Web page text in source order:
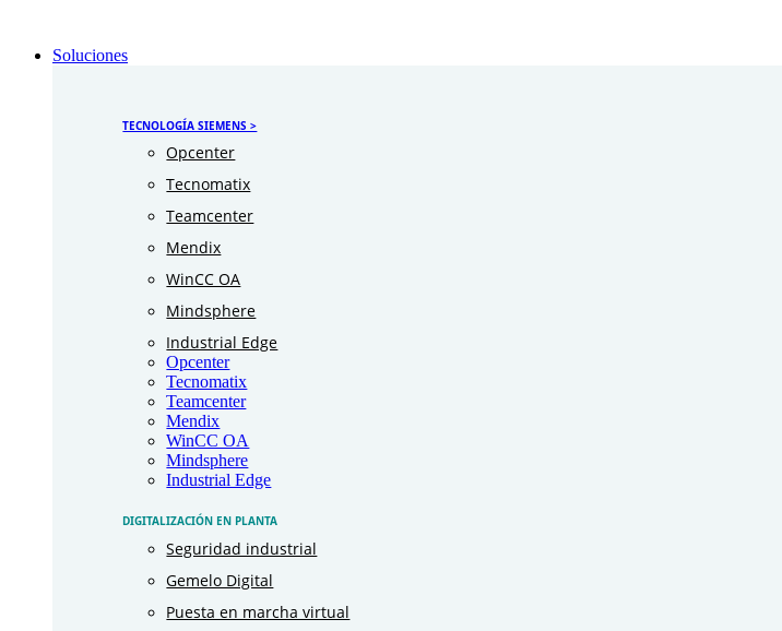
Soluciones
TECNOLOGÍA SIEMENS >
Opcenter
Tecnomatix
Teamcenter
Mendix
WinCC OA
Mindsphere
Industrial Edge
Opcenter
Tecnomatix
Teamcenter
Mendix
WinCC OA
Mindsphere
Industrial Edge
DIGITALIZACIÓN EN PLANTA
Seguridad industrial
Gemelo Digital
Puesta en marcha virtual